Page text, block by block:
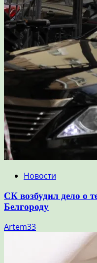
Новости
СК возбудил дело о
Белгороду
Artem33